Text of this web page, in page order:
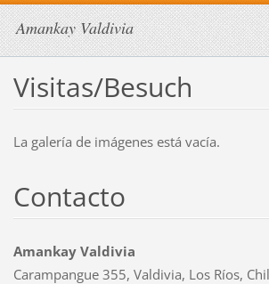
Amankay Valdivia
Visitas/Besuch
La galería de imágenes está vacía.
Contacto
Amankay Valdivia
Carampangue 355, Valdivia, Los Ríos,